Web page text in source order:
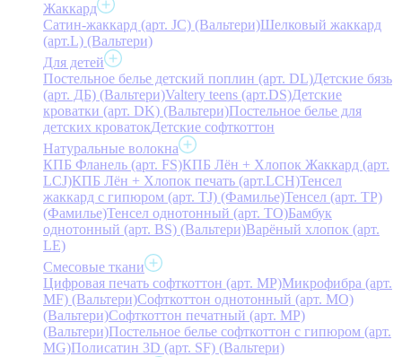
Жаккард
Сатин-жаккард (арт. JC) (Вальтери)Шелковый жаккард
(арт.L) (Вальтери)
Для детей
Постельное белье детский поплин (арт. DL)Детские бязь
(арт. ДБ) (Вальтери)Valtery teens (арт.DS)Детские
кроватки (арт. DK) (Вальтери)Постельное белье для
детских кроватокДетские софткоттон
Натуральные волокна
КПБ Фланель (арт. FS)КПБ Лён + Хлопок Жаккард (арт.
LCJ)КПБ Лён + Хлопок печать (арт.LCH)Тенсел
жаккард с гипюром (арт. TJ) (Фамилье)Тенсел (арт. ТР)
(Фамилье)Тенсел однотонный (арт. TO)Бамбук
однотонный (арт. BS) (Вальтери)Варёный хлопок (арт.
LE)
Смесовые ткани
Цифровая печать софткоттон (арт. MP)Микрофибра (арт.
MF) (Вальтери)Софткоттон однотонный (арт. MO)
(Вальтери)Софткоттон печатный (арт. MР)
(Вальтери)Постельное белье софткоттон с гипюром (арт.
MG)Полисатин 3D (арт. SF) (Вальтери)